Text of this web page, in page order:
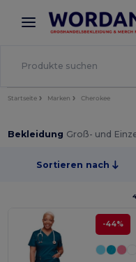
× Wordans App
Bessere Preise in
Startseite Marken Cherokee
Bekleidung Groß- und
Sortieren nach
-44%